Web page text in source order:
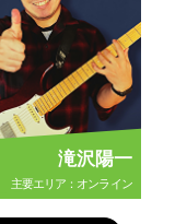
滝沢陽一
主要エリア：オンライン